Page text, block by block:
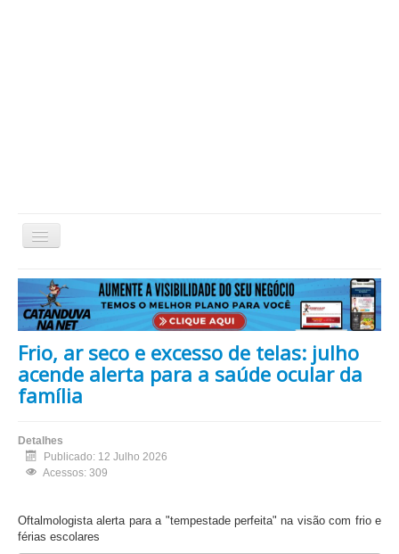
Alternar
Home Cidade Cultura Economia Educação
Esportes Eventos Filmes em Cartaz Região
Política Saúde Tecnologia Cinema / Série / TV
Nacional / Mundo Vida / Estilo Artigo / Coluna
Frio, ar seco e excesso de telas: julho
acende alerta para a saúde ocular da
família
Detalhes
Publicado: 12 Julho 2026
Acessos: 309
Oftalmologista alerta para a "tempestade perfeita" na visão com frio e
férias escolares